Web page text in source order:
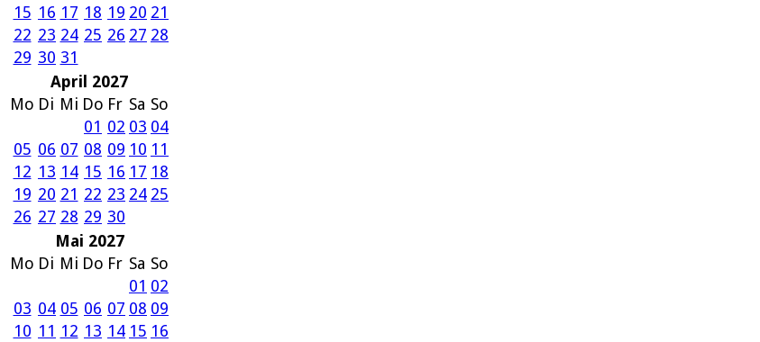
15 16 17 18 19 20 21
22 23 24 25 26 27 28
29 30 31
April 2027
Mo Di Mi Do Fr Sa So
01 02 03 04
05 06 07 08 09 10 11
12 13 14 15 16 17 18
19 20 21 22 23 24 25
26 27 28 29 30
Mai 2027
Mo Di Mi Do Fr Sa So
01 02
03 04 05 06 07 08 09
10 11 12 13 14 15 16